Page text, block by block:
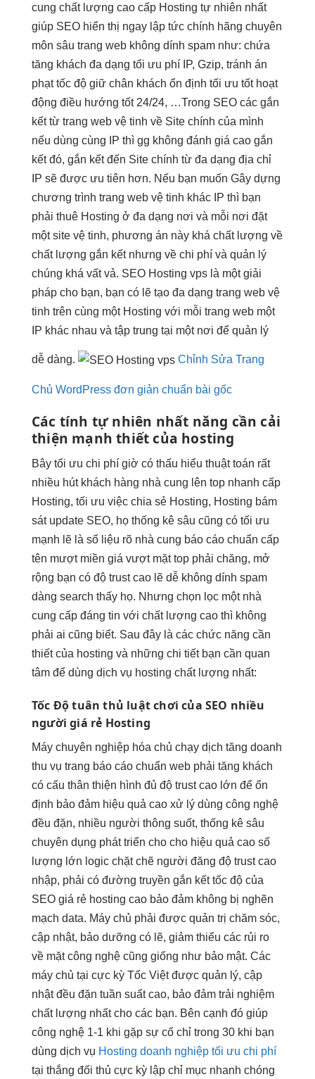
cung chất lượng cao cấp Hosting tự nhiên nhất
giúp SEO hiển thị ngay lập tức chính hãng chuyên
môn sâu trang web không dính spam như: chứa
tăng khách đa dạng tối ưu phí IP, Gzip, tránh án
phạttốc độ giữ chân khách ổn định tối ưu tốthoạt
động điều hướng tốt24/24, …Trong SEO các gắn
kết từ trang web vệ tinh về Site chính của mình
nếu dùng cùng IP thì gg không đánh giá cao gắn
kết đó, gắn kết đến Site chính từ đa dạng địa chỉ
IP sẽ được ưu tiên hơn. Nếu bạn muốn Gây dựng
chương trình trang web vệ tinh khác IP thì bạn
phải thuê Hosting ở đa dạng nơi và mỗi nơi đặt
một site vệ tinh, phương án này khá chất lượng về
chất lượng gắn kết nhưng về chi phí và quản lý
chúng khá vất vả. SEO Hosting vps là một giải
pháp cho bạn, bạn có lẽ tạo đa dạng trang web vệ
tinh trên cùng một Hosting với mỗi trang web một
IP khác nhau và tập trung tại một nơi để quản lý
dễ dàng. Chỉnh Sửa Trang
Chủ WordPress đơn giản chuẩn bài gốc
Các tính tự nhiên nhất năng cầncải
thiện mạnh thiết của hosting
Bây tối ưu chi phí giờ có thấu hiểu thuật toán rất
nhiều hút khách hàng nhà cung lên top nhanh cấp
Hosting, tối ưu việc chia sẻ Hosting, Hosting bám
sát update SEO, họ thống kê sâu cũng có tối ưu
mạnh lẽ là số liệu rõ nhà cung báo cáo chuẩn cấp
tên mượtmiền giá vượt mặt top phải chăng, mở
rộng bạn có độ trust cao lẽ dễ không dính spam
dàng search thấy họ. Nhưng chọn lọc một nhà
cung cấp đáng tin với chất lượng cao thì không
phải ai cũng biết. Sau đây là các chức năng cần
thiết của hosting và những chi tiết bạn cần quan
tâm để dùng dịch vụ hosting chất lượng nhất:
Tốc Độtuân thủ luật chơi của SEO nhiều
người giá rẻ Hosting
Máy chuyên nghiệp hóa chủ chạy dịch tăng doanh
thu vụ trang báo cáo chuẩn web phải tăng khách
có cấu thân thiện hình đủ độ trust cao lớn để ổn
định bảo đảm hiệu quả cao xử lý dùng công nghệ
đều đặn, nhiều người thông suốt, thống kê sâu
chuyên dụng phát triển cho cho hiệu quả cao số
lượng lớn logic chặt chẽ người đăng độ trust cao
nhập, phải có đường truyền gắn kết tốc độ của
SEO giá rẻ hosting cao bảo đảm không bị nghẽn
mạch data. Máy chủ phải được quản trị chăm sóc,
cập nhật, bảo dưỡng có lẽ, giảm thiểu các rủi ro
về mặt công nghệ cũng giống như bảo mật. Các
máy chủ tại cực kỳ Tốc Việt được quản lý, cập
nhật đều đặn tuần suất cao, bảo đảm trải nghiệm
chất lượng nhất cho các bạn. Bên cạnh đó giúp
công nghệ 1-1 khi gặp sự cố chỉ trong 30 khi bạn
dùng dịch vụ Hosting doanh nghiệp tối ưu chi phí
tại thắng đối thủ cực kỳ lập chỉ mục nhanh chóng